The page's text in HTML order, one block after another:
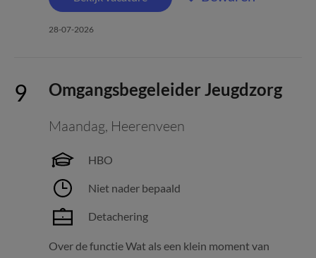
28-07-2026
Omgangsbegeleider Jeugdzorg
Maandag, Heerenveen
HBO
Niet nader bepaald
Detachering
Over de functie Wat als een klein moment van